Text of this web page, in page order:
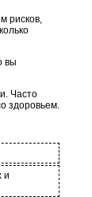
рисков,
вы
Часто
здоровьем.
и